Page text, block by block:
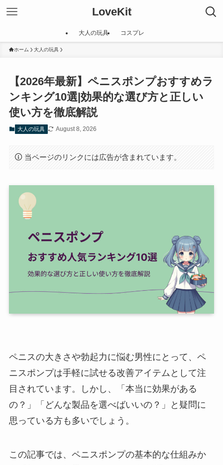
LoveKit
大人の玩具 コスプレ
ホーム 大人の玩具
【2026年最新】ペニスポンプおすすめラ
ンキング10選|効果的な選び方と正しい
使い方を徹底解説
大人の玩具 August 8, 2026
当ページのリンクには広告が含まれています。
ペニスの大きさや勃起力に悩む男性にとって、ペ
ニスポンプは手軽に試せる改善アイテムとして注
目されています。しかし、「本当に効果がある
の？」「どんな製品を選べばいいの？」と疑問に
思っている方も多いでしょう。
この記事では、ペニスポンプの基本的な仕組みか